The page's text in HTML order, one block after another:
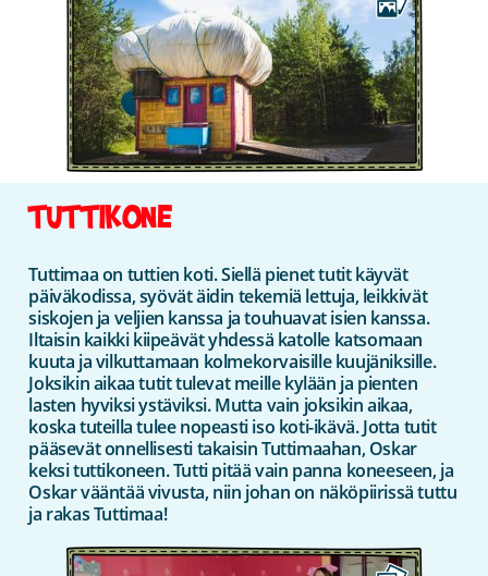
TUTTIKONE
Tuttimaa on tuttien koti. Siellä pienet tutit käyvät
päiväkodissa, syövät äidin tekemiä lettuja, leikkivät
siskojen ja veljien kanssa ja touhuavat isien kanssa.
Iltaisin kaikki kiipeävät yhdessä katolle katsomaan
kuuta ja vilkuttamaan kolmekorvaisille kuujäniksille.
Joksikin aikaa tutit tulevat meille kylään ja pienten
lasten hyviksi ystäviksi. Mutta vain joksikin aikaa,
koska tuteilla tulee nopeasti iso koti-ikävä. Jotta tutit
pääsevät onnellisesti takaisin Tuttimaahan, Oskar
keksi tuttikoneen. Tutti pitää vain panna koneeseen, ja
Oskar vääntää vivusta, niin johan on näköpiirissä tuttu
ja rakas Tuttimaa!